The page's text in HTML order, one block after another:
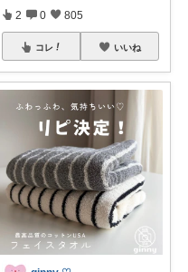
2 0 805
コレ いいね